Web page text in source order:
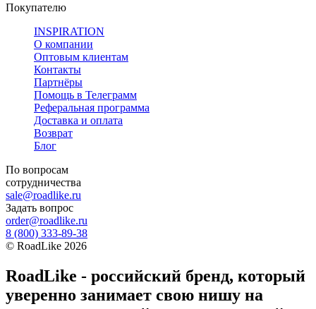
Покупателю
INSPIRATION
О компании
Оптовым клиентам
Контакты
Партнёры
Помощь в Телеграмм
Реферальная программа
Доставка и оплата
Возврат
Блог
По вопросам
сотрудничества
sale@roadlike.ru
Задать вопрос
order@roadlike.ru
8 (800) 333-89-38
© RoadLike 2026
RoadLike - российский бренд, который
уверенно занимает свою нишу на